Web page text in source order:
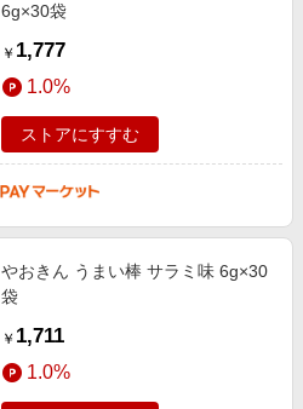
6g×30袋
￥ 1,777
1.0%
ストアにすすむ
やおきん うまい棒 サラミ味 6g×30
袋
￥ 1,711
1.0%